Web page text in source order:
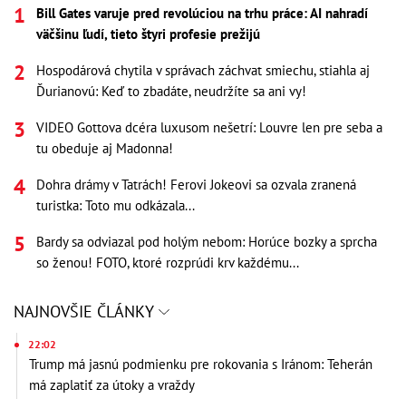
Bill Gates varuje pred revolúciou na trhu práce: AI nahradí
väčšinu ľudí, tieto štyri profesie prežijú
Hospodárová chytila v správach záchvat smiechu, stiahla aj
Ďurianovú: Keď to zbadáte, neudržíte sa ani vy!
VIDEO Gottova dcéra luxusom nešetrí: Louvre len pre seba a
tu obeduje aj Madonna!
Dohra drámy v Tatrách! Ferovi Jokeovi sa ozvala zranená
turistka: Toto mu odkázala...
Bardy sa odviazal pod holým nebom: Horúce bozky a sprcha
so ženou! FOTO, ktoré rozprúdi krv každému...
NAJNOVŠIE ČLÁNKY
22:02
Trump má jasnú podmienku pre rokovania s Iránom: Teherán
má zaplatiť za útoky a vraždy